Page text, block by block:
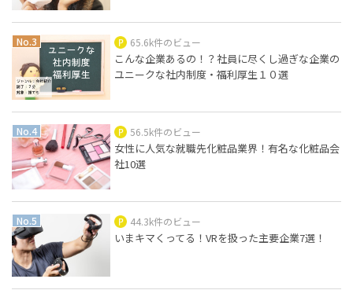
65.6k件のビュー
こんな企業あるの！？社員に尽くし過ぎな企業の
ユニークな社内制度・福利厚生１０選
56.5k件のビュー
女性に人気な就職先化粧品業界！有名な化粧品会
社10選
44.3k件のビュー
いまキマくってる！VRを扱った主要企業7選！